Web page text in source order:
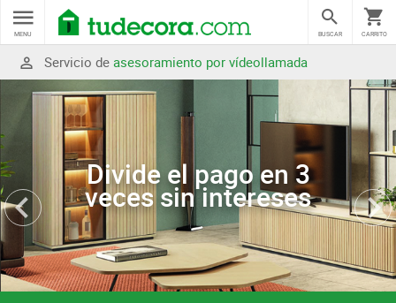
MENU CARRITO
BUSCAR
Servicio de asesoramiento por vídeollamada
Divide el pago en 3
veces sin intereses